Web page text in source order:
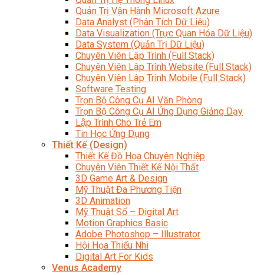
Quản Trị Vận Hành Microsoft Azure
Data Analyst (Phân Tích Dữ Liệu)
Data Visualization (Trực Quan Hóa Dữ Liệu)
Data System (Quản Trị Dữ Liệu)
Chuyên Viên Lập Trình (Full Stack)
Chuyên Viên Lập Trình Website (Full Stack)
Chuyên Viên Lập Trình Mobile (Full Stack)
Software Testing
Trọn Bộ Công Cụ AI Văn Phòng
Trọn Bộ Công Cụ AI Ứng Dụng Giảng Dạy
Lập Trình Cho Trẻ Em
Tin Học Ứng Dụng
Thiết Kế (Design)
Thiết Kế Đồ Họa Chuyên Nghiệp
Chuyên Viên Thiết Kế Nội Thất
3D Game Art & Design
Mỹ Thuật Đa Phương Tiện
3D Animation
Mỹ Thuật Số – Digital Art
Motion Graphics Basic
Adobe Photoshop – Illustrator
Hội Họa Thiếu Nhi
Digital Art For Kids
Venus Academy